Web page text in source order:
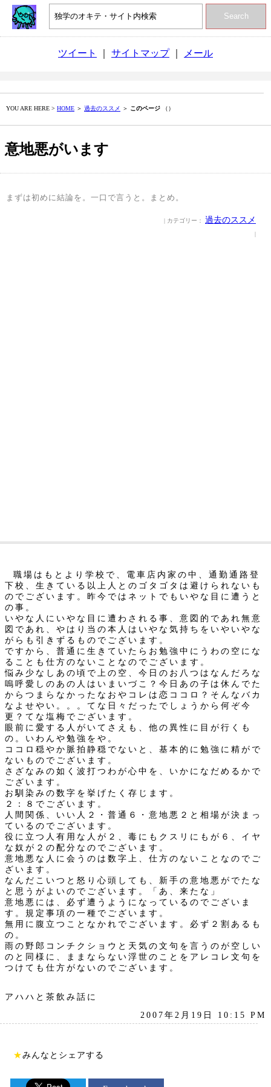
Search
ツイート サイトマップ｜ メール
YOU ARE HERE > HOME ＞ 過去のススメ ＞ このページ （）
意地悪がいます
まずは初めに結論を。一口で言うと。まとめ。
| カテゴリー： 過去のススメ
|
職場はもとより学校で、電車店内家の中、通勤通路登
下校、生きている以上人とのゴタゴタは避けられないも
のでございます。昨今ではネットでもいやな目に遭うと
の事。
いやな人にいやな目に遭わされる事、意図的であれ無意
図であれ、やはり当の本人はいやな気持ちをいやいやな
がらも引きずるものでございます。
ですから、普通に生きていたらお勉強中にうわの空にな
ることも仕方のないことなのでございます。
悩み少なしあの頃で上の空、今日のお八つはなんだろな
嗚呼愛しのあの人はいまいづこ？今日あの子は休んでた
からつまらなかったなおやコレは恋ココロ？そんなバカ
なよせやい。。。てな日々だったでしょうから何ぞ今
更？てな塩梅でございます。
眼前に愛する人がいてさえも、他の異性に目が行くも
の。いわんや勉強をや。
ココロ穏やか脈拍静穏でないと、基本的に勉強に精がで
ないものでございます。
さざなみの如く波打つわが心中を、いかになだめるかで
ございます。
お馴染みの数字を挙げたく存じます。
２：８でございます。
人間関係、いい人２・普通６・意地悪２と相場が決まっ
ているのでございます。
役に立つ人有用な人が２、毒にもクスリにもが６、イヤ
な奴が２の配分なのでございます。
意地悪な人に会うのは数字上、仕方のないことなのでご
ざいます。
なんだこいつと怒り心頭しても、新手の意地悪がでたな
と思うがよいのでございます。「あ、来たな」
意地悪には、必ず遭うようになっているのでございま
す。規定事項の一種でございます。
無用に腹立つことなかれでございます。必ず２割あるも
の。
雨の野郎コンチクショウと天気の文句を言うのが空しい
のと同様に、ままならない浮世のことをアレコレ文句を
つけても仕方がないのでございます。
アハハと茶飲み話に
2007年2月19日 10:15 PM
★みんなとシェアする